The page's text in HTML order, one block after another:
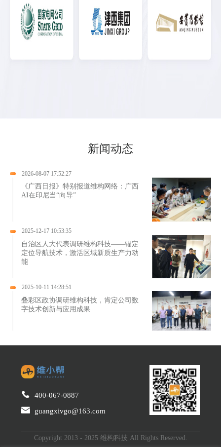
新闻动态
2026-08-07 17:52:27
《广西日报》特别报道维构网络：广西
AI在印尼当“向导”
2025-12-17 10:53:35
自治区人大代表调研维构科技——锚定
定位导航技术，激活区域新质生产力动
能
2025-10-11 14:28:51
叠彩区政协调研维构科技，肯定公司数
字技术创新与应用成果
400-067-0887
guangxivgo@163.com
Copyright 2013 - 2025 维构科技 All Rights Reserved.